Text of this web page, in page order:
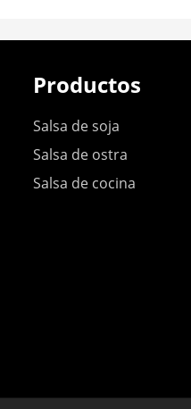
Productos
Salsa de soja
Salsa de ostra
Salsa de cocina